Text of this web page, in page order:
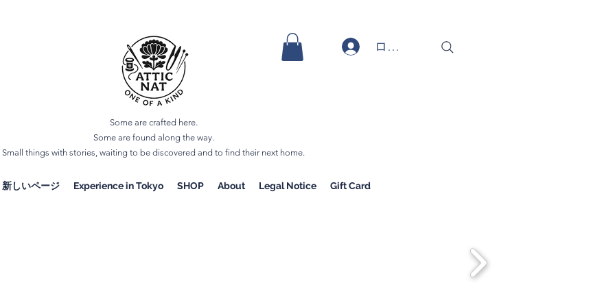
ログイン
Some are crafted here.
Some are found along the way.
Small things with stories, waiting to be discovered and to find their next home.
新しいページ Experience in Tokyo SHOP About Legal Notice Gift Card